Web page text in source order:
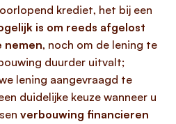
krediet, het bij een
is om reeds afgelost
nemen, noch om de lening te
duurder uitvalt;
lening aangevraagd te
duidelijke keuze wanneer u
verbouwing financieren